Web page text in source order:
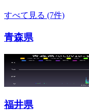
すべて見る (7件)
青森県
福井県